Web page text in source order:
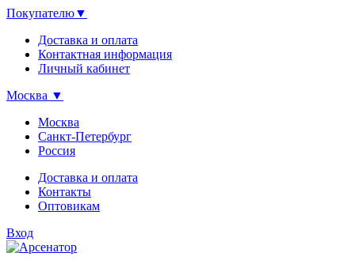
Покупателю▼
Доставка и оплата
Контактная информация
Личный кабинет
Москва ▼
Москва
Санкт-Петербург
Россия
Доставка и оплата
Контакты
Оптовикам
Вход